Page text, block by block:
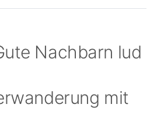
Nachbarn lud
mit